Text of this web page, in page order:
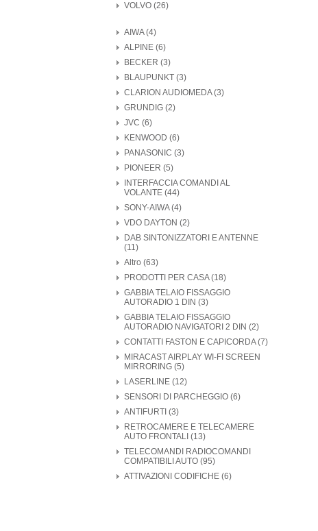
VOLVO (26)
AIWA (4)
ALPINE (6)
BECKER (3)
BLAUPUNKT (3)
CLARION AUDIOMEDA (3)
GRUNDIG (2)
JVC (6)
KENWOOD (6)
PANASONIC (3)
PIONEER (5)
INTERFACCIA COMANDI AL
VOLANTE (44)
SONY-AIWA (4)
VDO DAYTON (2)
DAB SINTONIZZATORI E ANTENNE
(11)
Altro (63)
PRODOTTI PER CASA (18)
GABBIA TELAIO FISSAGGIO
AUTORADIO 1 DIN (3)
GABBIA TELAIO FISSAGGIO
AUTORADIO NAVIGATORI 2 DIN (2)
CONTATTI FASTON E CAPICORDA (7)
MIRACAST AIRPLAY WI-FI SCREEN
MIRRORING (5)
LASERLINE (12)
SENSORI DI PARCHEGGIO (6)
ANTIFURTI (3)
RETROCAMERE E TELECAMERE
AUTO FRONTALI (13)
TELECOMANDI RADIOCOMANDI
COMPATIBILI AUTO (95)
ATTIVAZIONI CODIFICHE (6)